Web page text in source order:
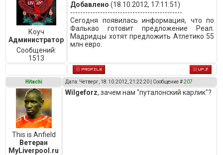
Коуч
Администратор
Сообщений:
1513
Добавлено (18.10.2012, 17:11:51)
---------------------------------------------
Сегодня появилась информация, что по
Фалькао готовит предложение Реал.
Мадридцы хотят предложить Атлетико 55
млн евро.
Hitachi Дата: Четверг, 18.10.2012, 21:22:20 | Сообщение #207
This is Anfield
Ветеран
MyLiverpool.ru
Wilgeforz, зачем нам "путалонский карлик"?